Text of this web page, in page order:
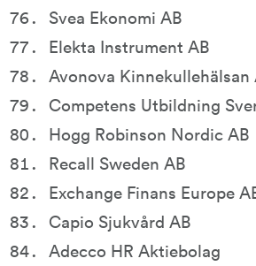
Svea Ekonomi AB
Elekta Instrument AB
Avonova Kinnekullehälsan
Competens Utbildning
Hogg Robinson Nordic AB
Recall Sweden AB
Exchange Finans Europe
Capio Sjukvård AB
Adecco HR Aktiebolag